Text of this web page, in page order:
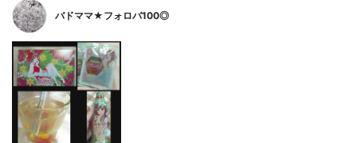
バドママ★フォロバ100◎